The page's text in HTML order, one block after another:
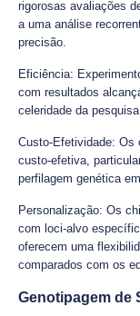
rigorosas avaliações
a uma análise
precisão.
Eficiência:
com resultados
celeridade da
Custo-Efetividade: Os
custo-efetiva,
perfilagem genética
Personalização: Os
com loci-alvo
oferecem uma
comparados com os
Genotipagem de